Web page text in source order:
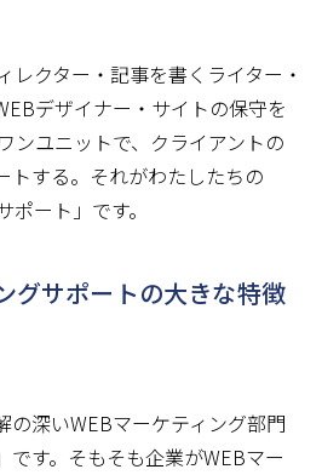
レクター・記事を書くライター・
デザイナー・サイトの保守を
ンユニットで、クライアントの
トする。それがわたしたちの
ポート」です。
グサポートの大きな特徴
の深いWEBマーケティング部門
です。そもそも企業がWEBマー